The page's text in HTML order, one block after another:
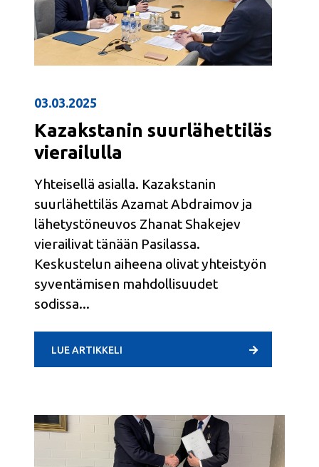
Kazakstanin suurlähettiläs
vierailulla
03.03.2025
Yhteisellä asialla. Kazakstanin
suurlähettiläs Azamat Abdraimov ja
lähetystöneuvos Zhanat Shakejev
vierailivat tänään Pasilassa.
Keskustelun aiheena olivat yhteistyön
syventämisen mahdollisuudet
sodissa
LUE ARTIKKELI